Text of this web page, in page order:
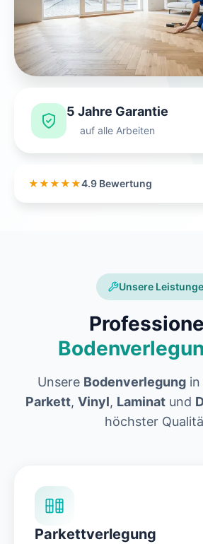
5 Jahre Garantie
auf alle Arbeiten
★★★★★4.9 Bewertung
Unsere
Unsere Bodenverlegung in
Parkett, Vinyl, Laminat und
höchster
Parkettverlegung